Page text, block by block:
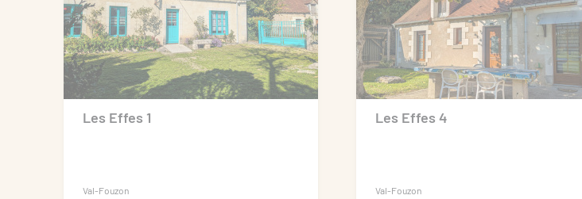
Les Effes 1
Val-Fouzon
Les Effes 4
Val-Fouzon